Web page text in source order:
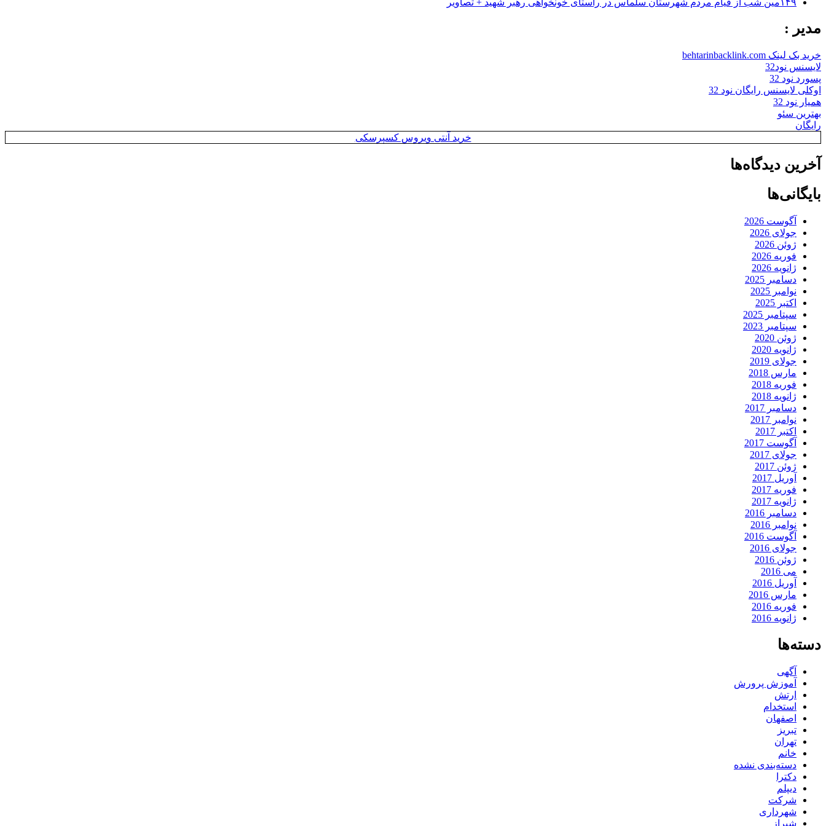
مدیر :
خرید بک لینک behtarinbacklink.com
لایسنس نود32
پسورد نود 32
اوکلی لایسنس رایگان نود 32
همیار نود 32
بهترین سئو
رایگان
خرید آنتی ویروس کسپرسکی
آخرین دیدگاه‌ها
بایگانی‌ها
آگوست 2026
جولای 2026
ژوئن 2026
فوریه 2026
ژانویه 2026
دسامبر 2025
نوامبر 2025
اکتبر 2025
سپتامبر 2025
سپتامبر 2023
ژوئن 2020
ژانویه 2020
جولای 2019
مارس 2018
فوریه 2018
ژانویه 2018
دسامبر 2017
نوامبر 2017
اکتبر 2017
آگوست 2017
جولای 2017
ژوئن 2017
آوریل 2017
فوریه 2017
ژانویه 2017
دسامبر 2016
نوامبر 2016
آگوست 2016
جولای 2016
ژوئن 2016
می 2016
آوریل 2016
مارس 2016
فوریه 2016
ژانویه 2016
دسته‌ها
آگهی
آموزش پرورش
ارتش
استخدام
اصفهان
تبریز
تهران
خانم
دسته‌بندی نشده
دکترا
دیپلم
شرکت
شهرداری
شیراز